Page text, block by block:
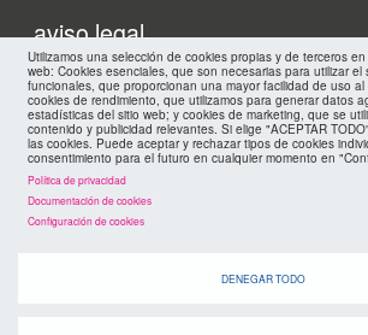
Utilizamos una selección de cookies propias y de terceros
web: Cookies esenciales, que son necesarias para utilizar el
funcionales, que proporcionan una mayor facilidad de uso al
cookies de rendimiento, que utilizamos para generar datos
estadísticas del sitio web; y cookies de marketing, que se
contenido y publicidad relevantes. Si elige "ACEPTAR
las cookies. Puede aceptar y rechazar tipos de cookies
consentimiento para el futuro en cualquier momento en
Política de privacidad
Documentación de cookies
Configuración de cookies
DENEGAR TODO
Menu
footer
FMC
aviso legal
mapa web
políticas de privacidad
cookies